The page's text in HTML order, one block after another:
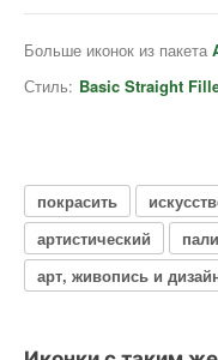
Больше иконок из пакета
Стиль: Basic Straight
покрасить
артистический
арт, живопись и